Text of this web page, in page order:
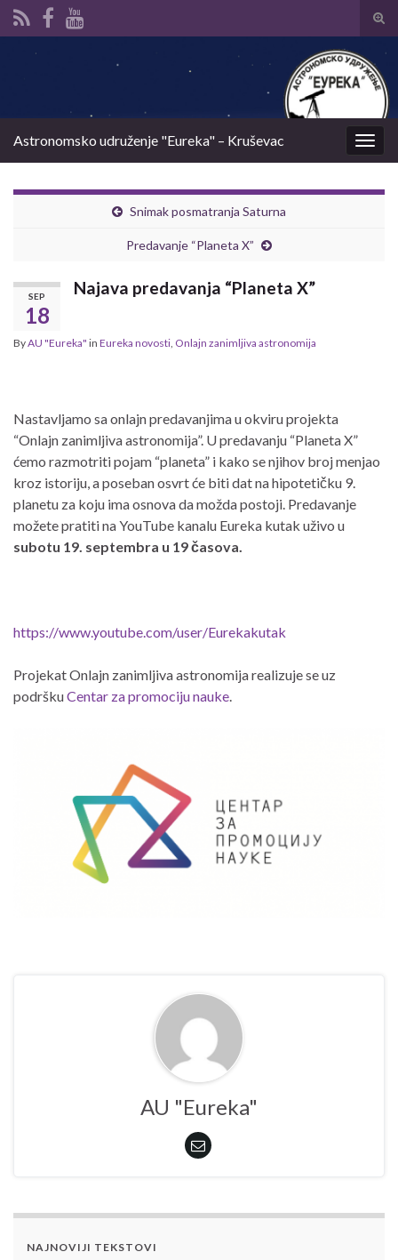
Astronomsko udruženje "Eureka" – Kruševac
Snimak posmatranja Saturna
Predavanje “Planeta X”
SEP
18
Najava predavanja “Planeta X”
ByAU "Eureka" in Eureka novosti, Onlajn zanimljiva astronomija
Nastavljamo sa onlajn predavanjima u okviru projekta
“Onlajn zanimljiva astronomija”. U predavanju “Planeta X”
ćemo razmotriti pojam “planeta” i kako se njihov broj menjao
kroz istoriju, a poseban osvrt će biti dat na hipotetičku 9.
planetu za koju ima osnova da možda postoji. Predavanje
možete pratiti na YouTube kanalu Eureka kutak uživo u
subotu 19. septembra u 19 časova.
https://www.youtube.com/user/Eurekakutak
Projekat Onlajn zanimljiva astronomija realizuje se uz
podrškuCentar za promociju nauke.
AU "Eureka"
NAJNOVIJI TEKSTOVI